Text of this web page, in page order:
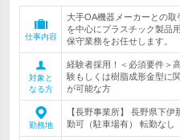
仕事内容
大手OA機器メーカーとの
を中心にプラスチック製品
保守業務をお任せします。
対象と
なる方
経験者採用！＜必須要件＞
験もしくは樹脂成形金型に
が可能な方
勤務地
【長野事業所】 長野県下
勤可（駐車場有） 転勤なし